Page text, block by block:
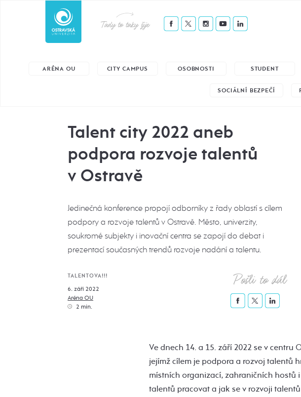
Tady to taky žije
ARÉNA OU CITY CAMPUS OSOBNOSTI STUDENT
SOCIÁLNÍ BEZPEČÍ
Talent city 2022 aneb
podpora rozvoje talentů
v Ostravě
Jedinečná konference propojí odborníky z řady oblastí s cílem
podpory a rozvoje talentů v Ostravě. Město, univerzity,
soukromé subjekty i inovační centra se zapojí do debat i
prezentací současných trendů rozvoje nadání a talentu.
TALENTOVA!!!
6. září 2022
Aréna OU
2 min.
Pošli to dál
Ve dnech 14. a 15. září 2022 se v centru
jejímž cílem je podpora a rozvoj talentů
místních organizací, zahraničních hostů
talentů pracovat a jak se v rozvoji